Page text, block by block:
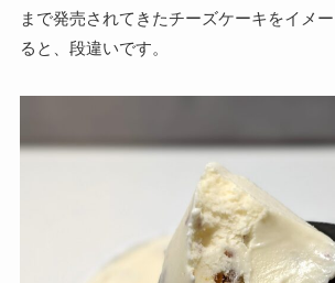
まで発売されてきたチーズケーキをイメ
ると、段違いです。